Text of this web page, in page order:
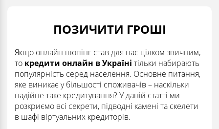
ПОЗИЧИТИ ГРОШІ
Якщо онлайн шопінг став для нас цілком звичним,
то кредити онлайн в Україні тільки набирають
популярність серед населення. Основне питання,
яке виникає у більшості споживачів – наскільки
надійне таке кредитування? У даній статті ми
розкриємо всі секрети, підводні камені та скелети
в шафі віртуальних кредиторів.